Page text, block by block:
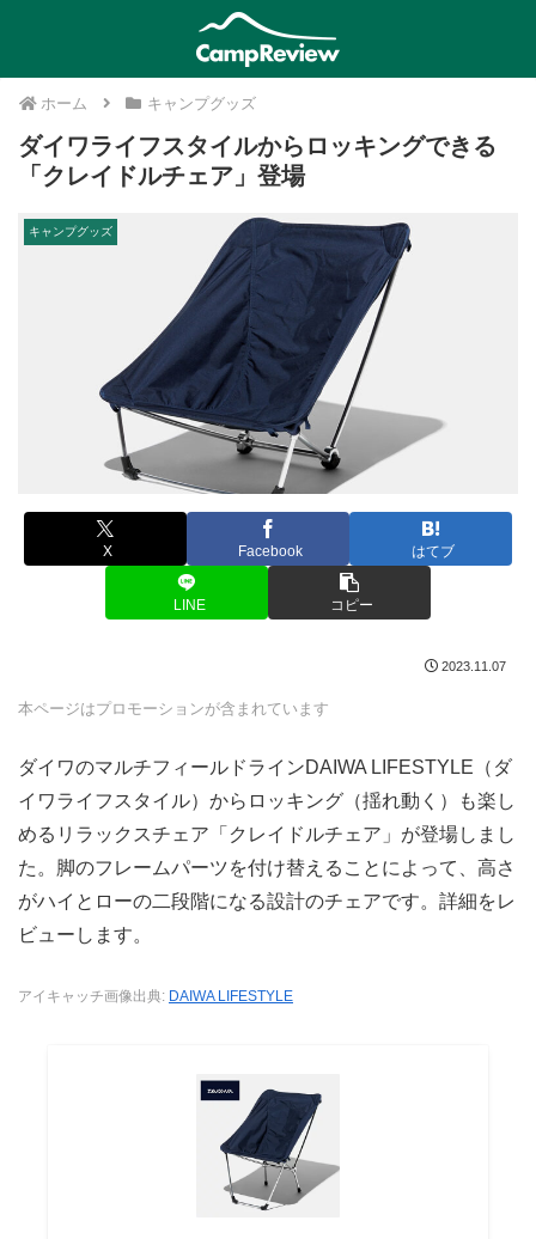
ホーム キャンプグッズ
ダイワライフスタイルからロッキングできる
「クレイドルチェア」登場
キャンプグッズ
X Facebook はてブ
LINE コピー
2023.11.07
本ページはプロモーションが含まれています
ダイワのマルチフィールドラインDAIWA LIFESTYLE（ダ
イワライフスタイル）からロッキング（揺れ動く）も楽し
めるリラックスチェア「クレイドルチェア」が登場しまし
た。脚のフレームパーツを付け替えることによって、高さ
がハイとローの二段階になる設計のチェアです。詳細をレ
ビューします。
アイキャッチ画像出典: DAIWA LIFESTYLE